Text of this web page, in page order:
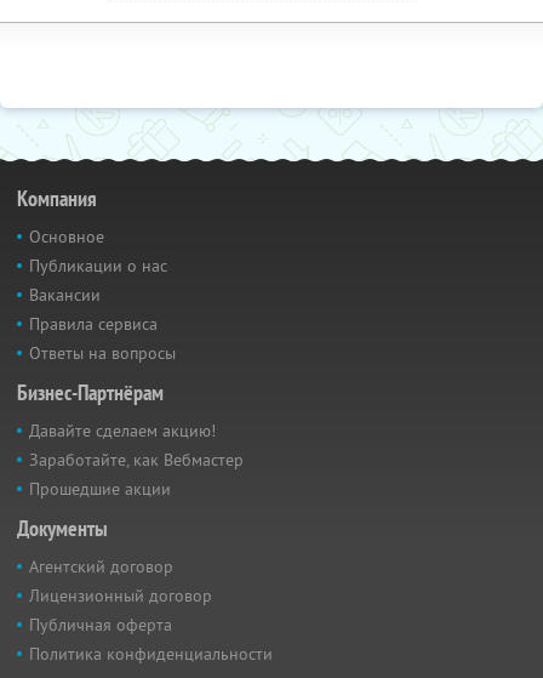
Компания
Основное
Публикации о нас
Вакансии
Правила сервиса
Ответы на вопросы
Бизнес-Партнёрам
Давайте сделаем акцию!
Заработайте, как Вебмастер
Прошедшие акции
Документы
Агентский договор
Лицензионный договор
Публичная оферта
Политика конфиденциальности